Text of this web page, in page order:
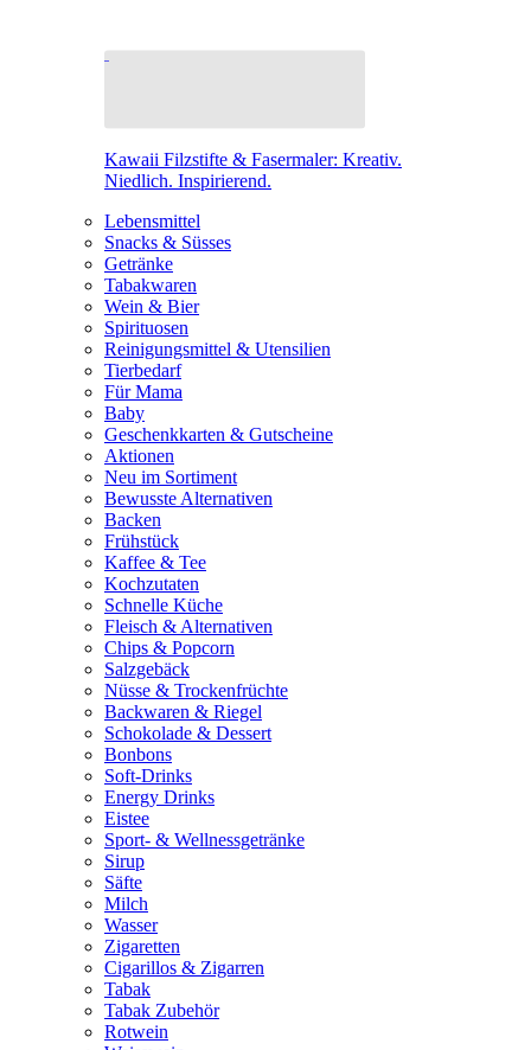
Kawaii Filzstifte & Fasermaler: Kreativ.
Niedlich. Inspirierend.
Lebensmittel
Snacks & Süsses
Getränke
Tabakwaren
Wein & Bier
Spirituosen
Reinigungsmittel & Utensilien
Tierbedarf
Für Mama
Baby
Geschenkkarten & Gutscheine
Aktionen
Neu im Sortiment
Bewusste Alternativen
Backen
Frühstück
Kaffee & Tee
Kochzutaten
Schnelle Küche
Fleisch & Alternativen
Chips & Popcorn
Salzgebäck
Nüsse & Trockenfrüchte
Backwaren & Riegel
Schokolade & Dessert
Bonbons
Soft-Drinks
Energy Drinks
Eistee
Sport- & Wellnessgetränke
Sirup
Säfte
Milch
Wasser
Zigaretten
Cigarillos & Zigarren
Tabak
Tabak Zubehör
Rotwein